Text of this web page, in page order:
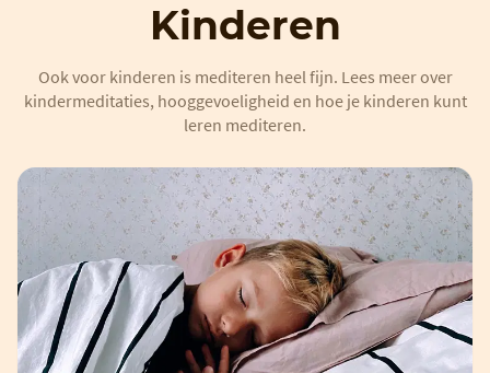
Kinderen
Ook voor kinderen is mediteren heel fijn. Lees meer over
kindermeditaties, hooggevoeligheid en hoe je kinderen kunt
leren mediteren.